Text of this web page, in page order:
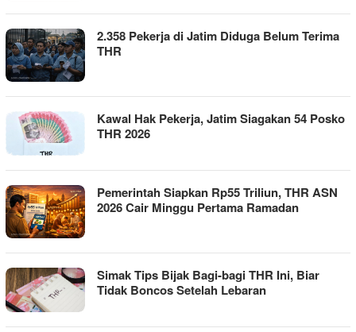
2.358 Pekerja di Jatim Diduga Belum Terima
THR
Kawal Hak Pekerja, Jatim Siagakan 54 Posko
THR 2026
Pemerintah Siapkan Rp55 Triliun, THR ASN
2026 Cair Minggu Pertama Ramadan
Simak Tips Bijak Bagi-bagi THR Ini, Biar
Tidak Boncos Setelah Lebaran